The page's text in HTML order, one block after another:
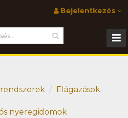
Bejelentkezés
Elágazások
nyeregidomok